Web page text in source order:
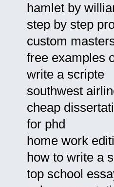
hamlet by
step by step
custom
free examples
write a scripte
southwest
cheap
for phd
home work
how to write a
top school